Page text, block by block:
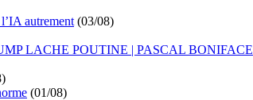
autrement (03/08)
LACHE POUTINE | PASCAL BONIFACE
(01/08)